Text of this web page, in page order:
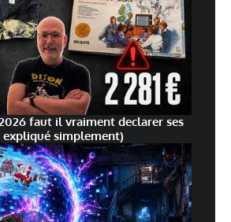
faut il vraiment declarer ses
expliqué simplement)